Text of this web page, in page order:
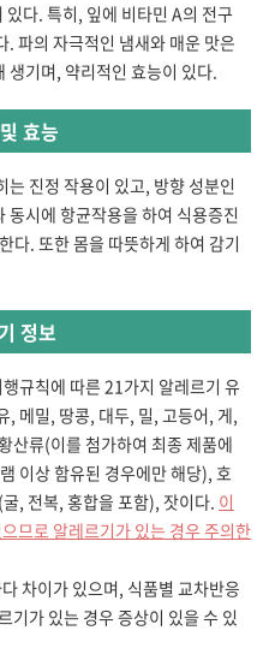
다. 특히, 잎에 비타민 A의 전구
파의 자극적인 냄새와 매운 맛은
생기며, 약리적인 효능이 있다.
효능
진정 작용이 있고, 방향 성분인
시에 항균작용을 하여 식용증진
다. 또한 몸을 따뜻하게 하여 감기
정보
규칙에 따른 21가지 알레르기 유
, 메밀, 땅콩, 대두, 밀, 고등어, 게,
산류(이를 첨가하여 최종 제품에
이상 함유된 경우에만 해당), 호
, 전복, 홍합을 포함), 잣이다. 이
므로 알레르기가 있는 경우 주의한
차이가 있으며, 식품별 교차반응
기가 있는 경우 증상이 있을 수 있